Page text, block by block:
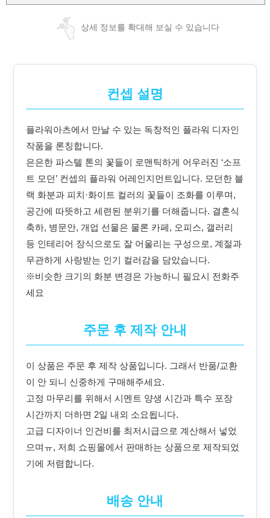
상세 정보를 확대해 보실 수 있습니다
컨셉 설명
플라워아츠에서 만날 수 있는 독창적인 플라워 디자인
작품을 론칭합니다.
은은한 파스텔 톤의 꽃들이 로맨틱하게 어우러진 ‘소프
트 모던’ 컨셉의 플라워 어레인지먼트입니다. 모던한 블
랙 화분과 피치·화이트 컬러의 꽃들이 조화를 이루며,
공간에 따뜻하고 세련된 분위기를 더해줍니다. 결혼식
축하, 병문안, 개업 선물은 물론 카페, 오피스, 갤러리
등 인테리어 장식으로도 잘 어울리는 구성으로, 계절과
무관하게 사랑받는 인기 컬러감을 담았습니다.
※비슷한 크기의 화분 변경은 가능하니 필요시 전화주
세요
주문 후 제작 안내
이 상품은 주문 후 제작 상품입니다. 그래서 반품/교환
이 안 되니 신중하게 구매해주세요.
고정 마무리를 위해서 시멘트 양생 시간과 특수 포장
시간까지 더하면 2일 내외 소요됩니다.
고급 디자이너 인건비를 최저시급으로 계산해서 넣었
으며ㅠ, 저희 쇼핑몰에서 판매하는 상품으로 제작되었
기에 저렴합니다.
배송 안내